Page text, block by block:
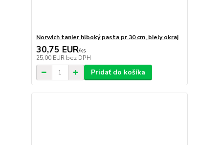
Norwich tanier hlboký pasta pr.30 cm, biely okraj
30,75 EUR/ks
25,00 EUR bez DPH
Pridať do košíka